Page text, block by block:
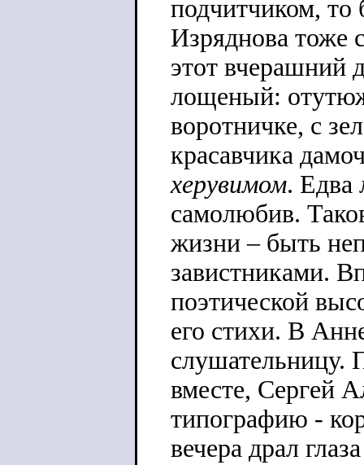
подчитчиком, то
Изряднова тоже
этот вчерашний
лощеный:
воротничке, с
красавчика
херувимом. Едва
самолюбив.
жизни – быть
завистниками.
поэтической
его стихи. В
слушательницу.
вместе, Сергей
типографию -
вечера драл